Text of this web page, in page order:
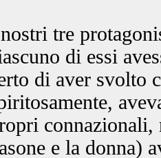
tre
di essi
di aver svolto
connazionali,
e la donna)